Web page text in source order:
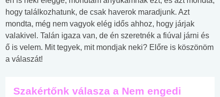
hogy találkozhatunk, de csak haverok maradjunk. Azt
mondta, még nem vagyok elég idős ahhoz, hogy járjak
valakivel. Talán igaza van, de én szeretnék a fiúval járni és
ő is velem. Mit tegyek, mit mondjak neki? Előre is köszönöm
a válaszát!
Szakértőnk válasza a Nem engedi